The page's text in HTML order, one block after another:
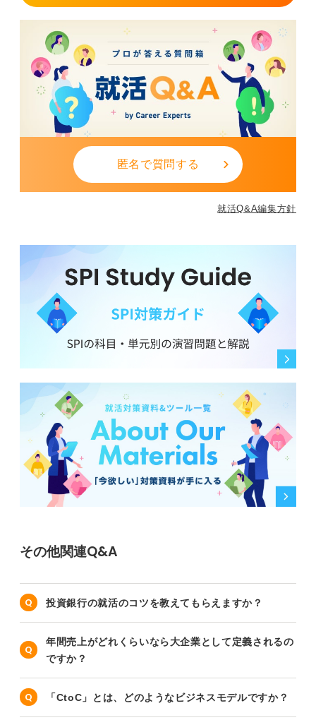
定」と進捗状況に応じて文面を変えておくと良いです。
面接で質問された場合、進捗状況を詳しく話すと良いで
すね。
0
匿名で質問する
就活Q&A編集方針
その他関連Q&A
投資銀行の就活のコツを教えてもらえますか？
年間売上がどれくらいなら大企業として定義されるの
ですか？
「CtoC」とは、どのようなビジネスモデルですか？